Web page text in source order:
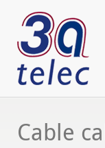
Cable